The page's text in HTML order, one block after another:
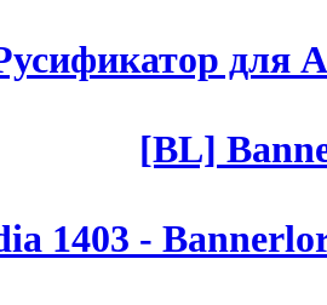
для
[BL]
1403 -